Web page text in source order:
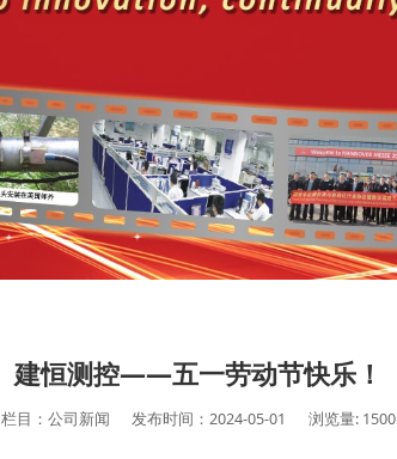
建恒测控——五一劳动节快乐！
栏目：公司新闻 发布时间：2024-05-01 浏览量: 1500